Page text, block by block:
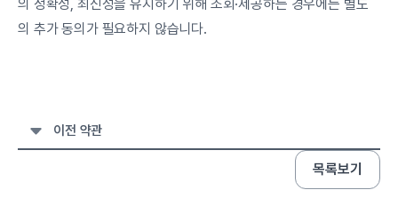
의 정확성, 최신성을 유지하기 위해 조회·제공하는 경우에는 별도
의 추가 동의가 필요하지 않습니다.
이전 약관
목록보기